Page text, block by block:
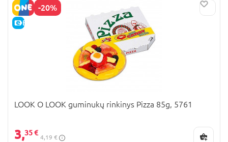
-20%
E-CENA
LOOK O LOOK guminukų rinkinys Pizza 85g, 5761
3,35 €
4,19 €